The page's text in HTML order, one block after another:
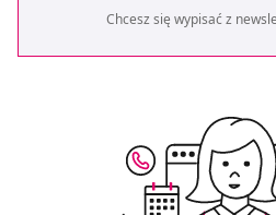
Chcesz się wypisać z